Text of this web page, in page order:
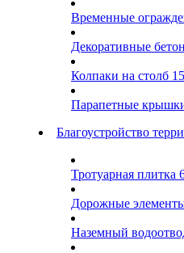
Временные
Декоративные
Колпаки на столб 15
Парапетные
Благоустройство
Тротуарная плитка
Дорожные
Наземный